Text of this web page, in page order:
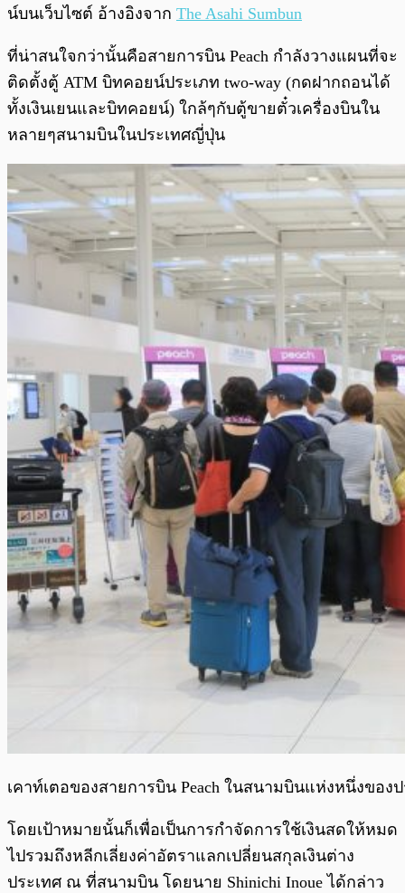
น์บนเว็บไซต์ อ้างอิงจาก The Asahi Sumbun
ที่น่าสนใจกว่านั้นคือสายการบิน Peach กำลังวางแผนที่จะ
ติดตั้งตู้ ATM บิทคอยน์ประเภท two-way (กดฝากถอนได้
ทั้งเงินเยนและบิทคอยน์) ใกล้ๆกับตู้ขายตั๋วเครื่องบินใน
หลายๆสนามบินในประเทศญี่ปุ่น
เคาท์เตอของสายการบิน Peach ในสนามบินแห่งหนึ่งของ
โดยเป้าหมายนั้นก็เพื่อเป็นการกำจัดการใช้เงินสดให้หมด
ไปรวมถึงหลีกเลี่ยงค่าอัตราแลกเปลี่ยนสกุลเงินต่าง
ประเทศ ณ ที่สนามบิน โดยนาย Shinichi Inoue ได้กล่าว